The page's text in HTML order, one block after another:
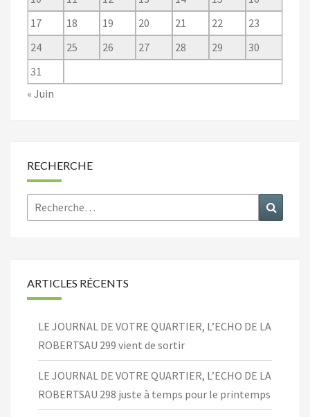
17
18 19 20 21 22
23
24
25 26 27 28 29
30
31
« Juin
RECHERCHE
Rechercher :
ARTICLES RÉCENTS
LE JOURNAL DE VOTRE QUARTIER, L’ECHO DE LA
ROBERTSAU 299 vient de sortir
LE JOURNAL DE VOTRE QUARTIER, L’ECHO DE LA
ROBERTSAU 298 juste à temps pour le printemps